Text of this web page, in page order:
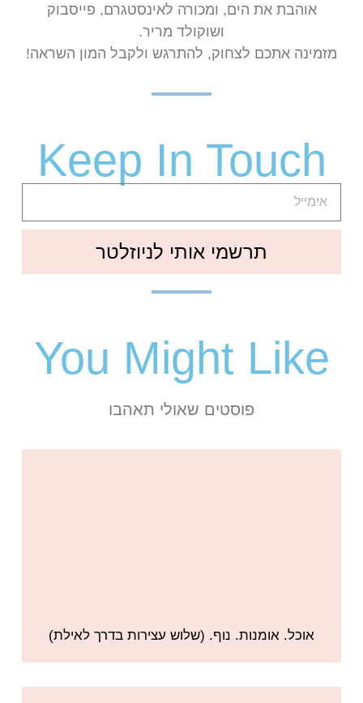
אוהבת את הים, ומכורה לאינסטגרם, פייסבוק
ושוקולד מריר.
מזמינה אתכם לצחוק, להתרגש ולקבל המון השראה!
Keep In Touch
תרשמי אותי לניוזלטר
You Might Like
פוסטים שאולי תאהבו
אוכל. אומנות. נוף. (שלוש עצירות בדרך לאילת)